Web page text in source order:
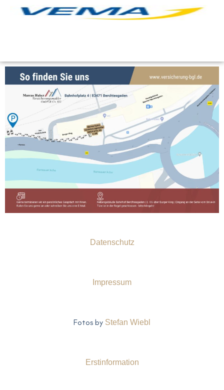
Datenschutz
Impressum
Fotos by Stefan Wiebl
Erstinformation